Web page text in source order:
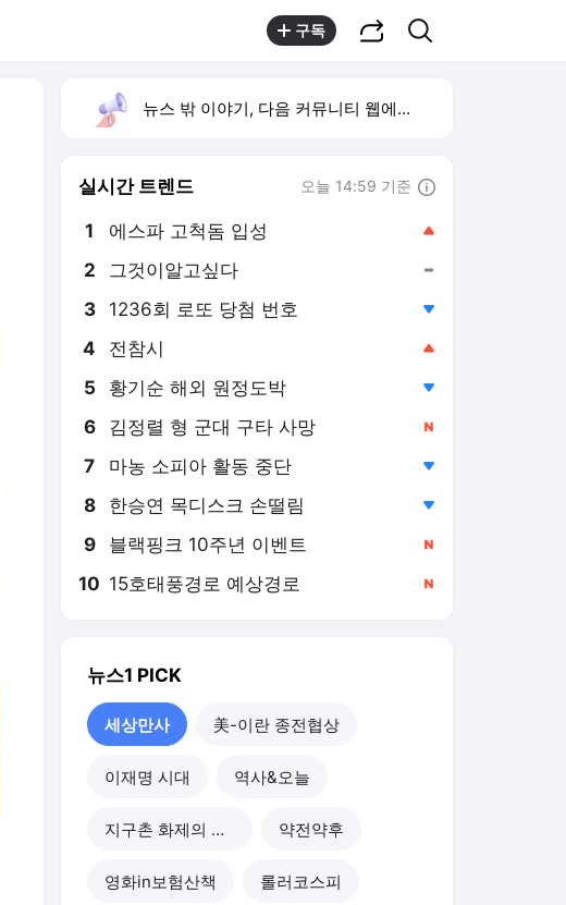
구독
뉴스 밖 이야기, 다음 커뮤니티 웹에서 보기
실시간 트렌드 오늘 14:59 기준
1 에스파 고척돔 입성
2 그것이알고싶다
3 1236회 로또 당첨 번호
4 전참시
5 황기순 해외 원정도박
6 김정렬 형 군대 구타 사망
7 마농 소피아 활동 중단
8 한승연 목디스크 손떨림
9 블랙핑크 10주년 이벤트
10 15호태풍경로 예상경로
뉴스1 PICK
세상만사 美-이란 종전협상
이재명 시대 역사&오늘
지구촌 화제의 뉴스 약전약후
영화in보험산책 롤러코스피